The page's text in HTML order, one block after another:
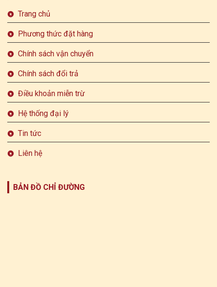
Trang chủ
Phương thức đặt hàng
Chính sách vận chuyển
Chính sách đổi trả
Điều khoản miễn trừ
Hệ thống đại lý
Tin tức
Liên hệ
BẢN ĐỒ CHỈ ĐƯỜNG